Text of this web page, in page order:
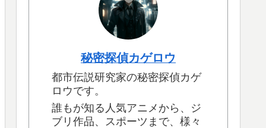
秘密探偵カゲロウ
都市伝説研究家の秘密探偵カゲ
ロウです。
誰もが知る人気アニメから、ジ
ブリ作品、スポーツまで、様々